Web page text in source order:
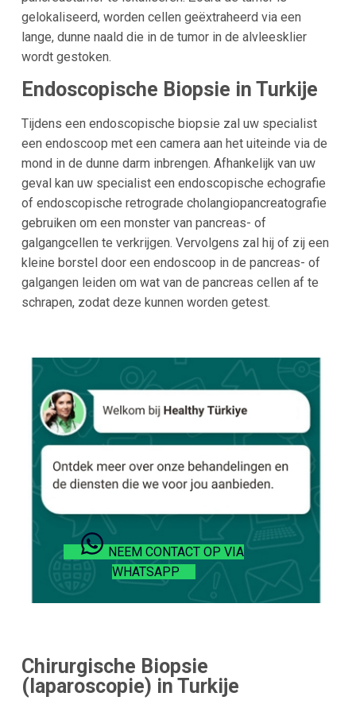
gelokaliseerd, worden cellen geëxtraheerd via een
lange, dunne naald die in de tumor in de alvleesklier
wordt gestoken.
Endoscopische Biopsie in Turkije
Tijdens een endoscopische biopsie zal uw specialist
een endoscoop met een camera aan het uiteinde via de
mond in de dunne darm inbrengen. Afhankelijk van uw
geval kan uw specialist een endoscopische echografie
of endoscopische retrograde cholangiopancreatografie
gebruiken om een monster van pancreas- of
galgangcellen te verkrijgen. Vervolgens zal hij of zij een
kleine borstel door een endoscoop in de pancreas- of
galgangen leiden om wat van de pancreas cellen af te
schrapen, zodat deze kunnen worden getest.
NEEM CONTACT OP VIA
WHATSAPP
Chirurgische Biopsie
(laparoscopie) in Turkije